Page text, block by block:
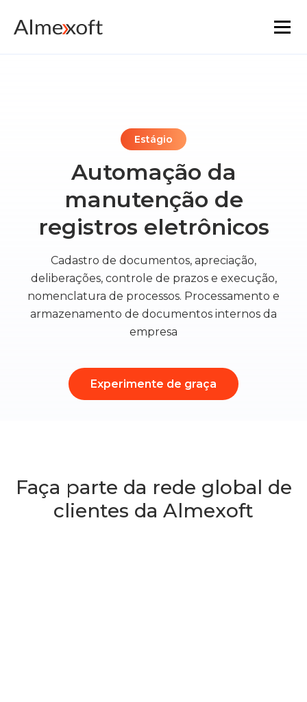
Tecnologia de plataforma
A funcionalidade principal
Recursos
Marketplace
Conheça a Almexoft
Estágio
Automação da
manutenção de
registros eletrônicos
Cadastro de documentos, apreciação,
deliberações, controle de prazos e execução,
nomenclatura de processos. Processamento e
armazenamento de documentos internos da
empresa
Experimente de graça
Faça parte da rede global de
clientes da Almexoft